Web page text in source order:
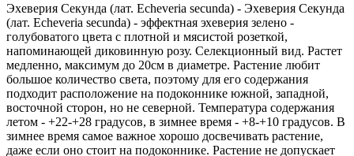
Эхеверия Секунда (лат. Echeveria secunda) - Эхеверия Секунда
(лат. Echeveria secunda) - эффектная эхеверия зелено -
голубоватого цвета с плотной и мясистой розеткой,
напоминающей диковинную розу. Селекционный вид. Растет
медленно, максимум до 20см в диаметре. Растение любит
большое количество света, поэтому для его содержания
подходит расположение на подоконнике южной, западной,
восточной сторон, но не северной. Температура содержания
летом - +22-+28 градусов, в зимнее время - +8-+10 градусов. В
зимнее время самое важное хорошо досвечивать растение,
даже если оно стоит на подоконнике. Растение не допускает